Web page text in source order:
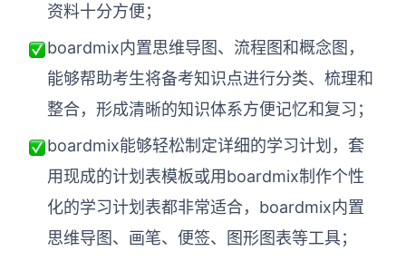
资料十分方便；
boardmix内置思维导图、流程图和概念图，
能够帮助考生将备考知识点进行分类、梳理和
整合，形成清晰的知识体系方便记忆和复习；
boardmix能够轻松制定详细的学习计划，套
用现成的计划表模板或用boardmix制作个性
化的学习计划表都非常适合，boardmix内置
思维导图、画笔、便签、图形图表等工具；